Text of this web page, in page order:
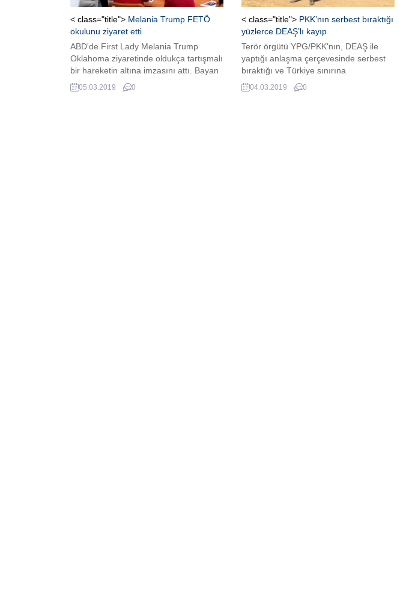
< class="title"> Melania Trump FETÖ
okulunu ziyaret etti
ABD'de First Lady Melania Trump
Oklahoma ziyaretinde oldukça tartışmalı
bir hareketin altına imzasını attı. Bayan
Trump Charter School adı verilen FETÖ
okullarından birini ziyaret etti.
05.03.2019 0
< class="title"> PKK’nın serbest bıraktığı
yüzlerce DEAŞ’lı kayıp
Terör örgütü YPG/PKK'nın, DEAŞ ile
yaptığı anlaşma çerçevesinde serbest
bıraktığı ve Türkiye sınırına
ulaşmalarının önü açılan yüzlerce
DEAŞ'lının akıbeti bilinmiyor.
04.03.2019 0